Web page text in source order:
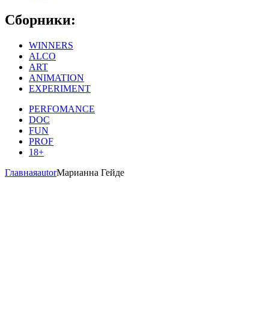
Сборники:
WINNERS
ALCO
ART
ANIMATION
EXPERIMENT
PERFOMANCE
DOC
FUN
PROF
18+
ГлавнаяautorМарианна Гейде